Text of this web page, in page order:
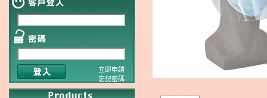
立即申請
忘記密碼